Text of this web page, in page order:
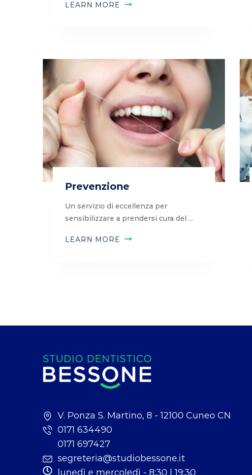
LEARN MORE
Prevenzione
Un servizio di eccellenza per
sensibilizzare a prendersi cura del …
LEARN MORE
V. Ponza S. Martino, 8 - 12100 Cuneo CN
0171 634490
0171 697427
segreteria@studiobessone.it
lunedì e mercoledì - 8:30 | 19:30